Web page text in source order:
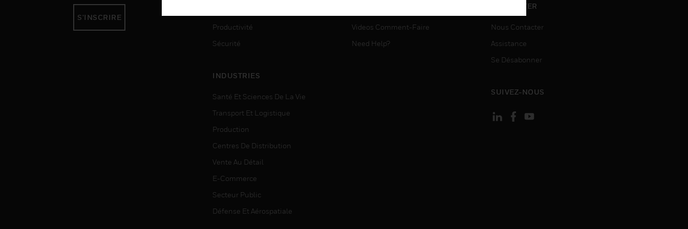
S'INSCRIRE
Productivité
Sécurité
INDUSTRIES
Santé Et Sciences De La Vie
Transport Et Logistique
Production
Centres De Distribution
Vente Au Détail
E-Commerce
Secteur Public
Défense Et Aérospatiale
Videos Comment-Faire
Need Help?
CONTACTER
Nous Contacter
Assistance
Se Désabonner
SUIVEZ-NOUS